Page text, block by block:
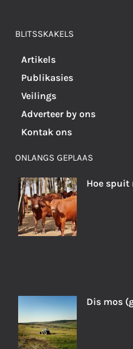
BLITSSKAKELS
Artikels
Publikasies
Veilings
Adverteer by ons
Kontak ons
ONLANGS GEPLAAS
Hoe spuit
Dis mos